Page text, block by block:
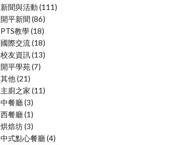
新聞與活動 (111)
開平新聞(86)
PTS教學(18)
國際交流(18)
校友資訊(13)
開平學苑(7)
其他(21)
主廚之家 (11)
中餐廳(3)
西餐廳(1)
烘焙坊(3)
中式點心餐廳(4)